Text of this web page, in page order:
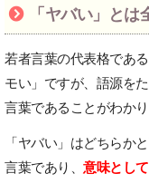
「ヤバい」とは
若者言葉の代表格であ
モい」ですが、語源を
言葉であることがわかり
「ヤバい」はどちらか
言葉であり、 意味とし